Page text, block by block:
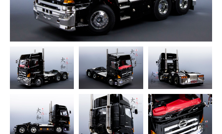
About
大和ファクトリーについて
Feature
特徴
Gellery
ギャラリー
Online Shop
商品一覧